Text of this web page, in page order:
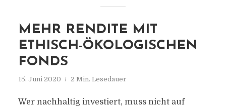
MEHR RENDITE MIT
ETHISCH-ÖKOLOGISCHEN
FONDS
15. Juni 2020 2 Min. Lesedauer
Wer nachhaltig investiert, muss nicht auf